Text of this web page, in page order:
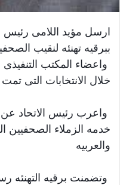
ارسل مؤيد اللامى رئيس
ببرقيه تهنئه لنقيب
واعضاء المكتب
خلال الانتخابات التى تمت فى 21 مايو
واعرب رئيس الاتحاد عن
خدمه الزملاء الصحفيين
والعربيه
وتضمنت برقيه التهنئه